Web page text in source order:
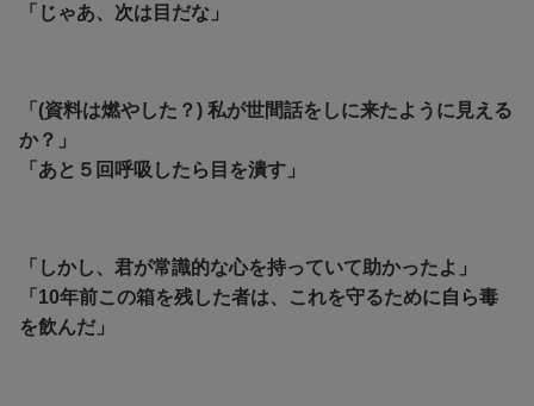
「じゃあ、次は目だな」
「(資料は燃やした？) 私が世間話をしに来たように見える
か？」
「あと５回呼吸したら目を潰す」
「しかし、君が常識的な心を持っていて助かったよ」
「10年前この箱を残した者は、これを守るために自ら毒
を飲んだ」